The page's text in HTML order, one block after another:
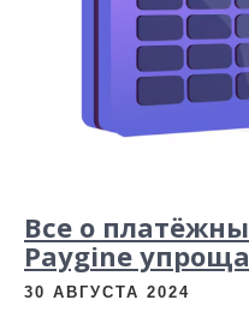
Все о
Рaygine
30 АВГУСТА 2024